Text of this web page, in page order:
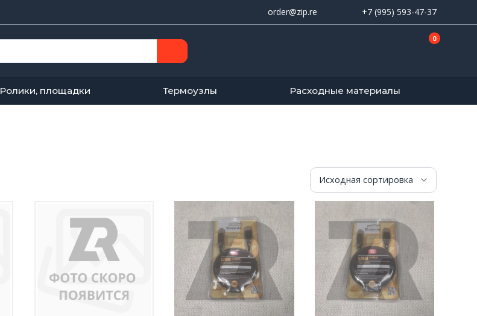
order@zip.re +7 (995) 593-47-37
0
Ролики, площадки Термоузлы Расходные материалы